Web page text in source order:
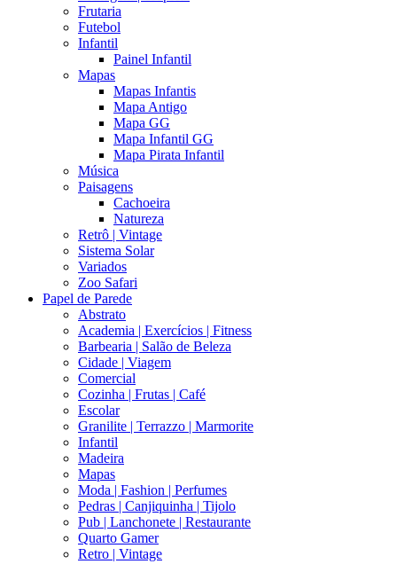
Frutaria
Futebol
Infantil
Painel Infantil
Mapas
Mapas Infantis
Mapa Antigo
Mapa GG
Mapa Infantil GG
Mapa Pirata Infantil
Música
Paisagens
Cachoeira
Natureza
Retrô | Vintage
Sistema Solar
Variados
Zoo Safari
Papel de Parede
Abstrato
Academia | Exercícios | Fitness
Barbearia | Salão de Beleza
Cidade | Viagem
Comercial
Cozinha | Frutas | Café
Escolar
Granilite | Terrazzo | Marmorite
Infantil
Madeira
Mapas
Moda | Fashion | Perfumes
Pedras | Canjiquinha | Tijolo
Pub | Lanchonete | Restaurante
Quarto Gamer
Retro | Vintage